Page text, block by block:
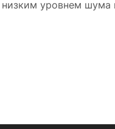
уровнем шума